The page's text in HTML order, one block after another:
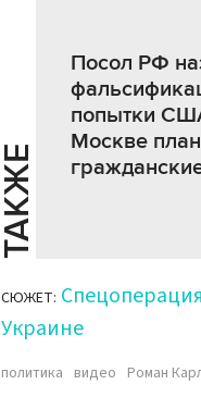
Й
Е
Посол РФ
попытки
Москве
СЮЖЕТ:
Украине
политика видео Роман